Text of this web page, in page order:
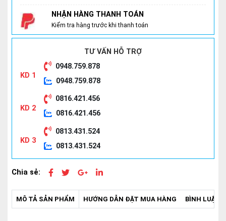
NHẬN HÀNG THANH TOÁN
Kiểm tra hàng trước khi thanh toán
TƯ VẤN HỖ TRỢ
KD 1
0948.759.878
0948.759.878
KD 2
0816.421.456
0816.421.456
KD 3
0813.431.524
0813.431.524
Chia sẻ:
MÔ TẢ SẢN PHẨM HƯỚNG DẪN ĐẶT MUA HÀNG BÌNH LUẬN